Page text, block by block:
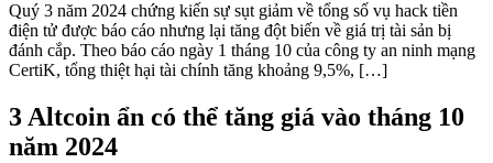
Quý 3 năm 2024 chứng kiến ​​sự sụt giảm về tổng số vụ hack tiền
điện tử được báo cáo nhưng lại tăng đột biến về giá trị tài sản bị
đánh cắp. Theo báo cáo ngày 1 tháng 10 của công ty an ninh mạng
CertiK, tổng thiệt hại tài chính tăng khoảng 9,5%, […]
3 Altcoin ẩn có thể tăng giá vào tháng 10
năm 2024